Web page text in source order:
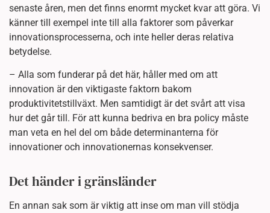
senaste åren, men det finns enormt mycket kvar att göra. Vi
känner till exempel inte till alla faktorer som påverkar
innovationsprocesserna, och inte heller deras relativa
betydelse.
– Alla som funderar på det här, håller med om att
innovation är den viktigaste faktorn bakom
produktivitetstillväxt. Men samtidigt är det svårt att visa
hur det går till. För att kunna bedriva en bra policy måste
man veta en hel del om både determinanterna för
innovationer och innovationernas konsekvenser.
Det händer i gränsländer
En annan sak som är viktig att inse om man vill stödja